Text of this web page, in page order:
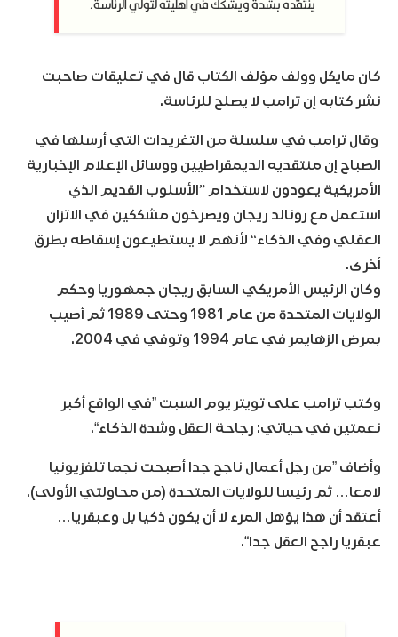
كان مايكل وولف مؤلف الكتاب قال في تعليقات صاحبت
نشر كتابه إن ترامب لا يصلح للرئاسة.
وقال ترامب في سلسلة من التغريدات التي أرسلها في
الصباح إن منتقديه الديمقراطيين ووسائل الإعلام الإخبارية
الأمريكية يعودون لاستخدام ”الأسلوب القديم الذي
استعمل مع رونالد ريجان ويصرخون مشككين في الاتزان
العقلي وفي الذكاء“ لأنهم لا يستطيعون إسقاطه بطرق
أخرى.
وكان الرئيس الأمريكي السابق ريجان جمهوريا وحكم
الولايات المتحدة من عام 1981 وحتى 1989 ثم أصيب
بمرض الزهايمر في عام 1994 وتوفي في 2004.
وكتب ترامب على تويتر يوم السبت ”في الواقع أكبر
نعمتين في حياتي: رجاحة العقل وشدة الذكاء“.
وأضاف ”من رجل أعمال ناجح جدا أصبحت نجما تلفزيونيا
لامعا… ثم رئيسا للولايات المتحدة (من محاولتي الأولى).
أعتقد أن هذا يؤهل المرء لا أن يكون ذكيا بل وعبقريا…
عبقريا راجح العقل جدا“.